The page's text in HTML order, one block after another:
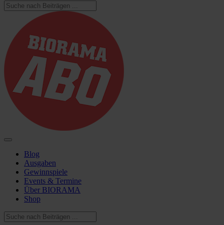
Blog
Ausgaben
Gewinnspiele
Events & Termine
Über BIORAMA
Shop